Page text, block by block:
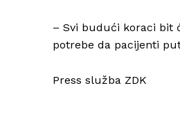
– Svi budući koraci bit
potrebe da pacijenti
Press služba ZDK